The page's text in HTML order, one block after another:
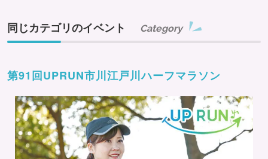
同じカテゴリのイベント Category
第91回UPRUN市川江戸川ハーフマラソン